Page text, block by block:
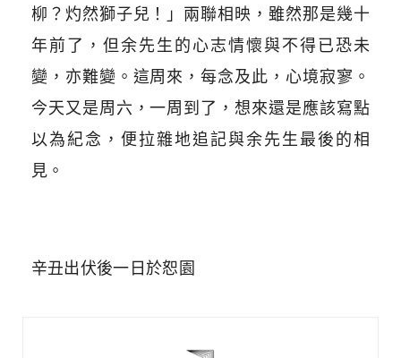
柳？灼然獅子兒！」兩聯相映，雖然那是幾十
年前了，但余先生的心志情懷與不得已恐未
變，亦難變。這周來，每念及此，心境寂寥。
今天又是周六，一周到了，想來還是應該寫點
以為紀念，便拉雜地追記與余先生最後的相
見。
辛丑出伏後一日於恕園